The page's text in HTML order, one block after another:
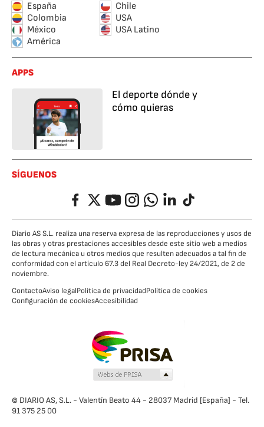
España
Chile
Colombia
USA
México
USA Latino
América
APPS
El deporte dónde y
cómo quieras
SÍGUENOS
FacebookTwitterYouTubeInstagramWhatsappLinkedIn
TikTok
Diario AS S.L. realiza una reserva expresa de las reproducciones y usos de
las obras y otras prestaciones accesibles desde este sitio web a medios
de lectura mecánica u otros medios que resulten adecuados a tal fin de
conformidad con el artículo 67.3 del Real Decreto-ley 24/2021, de 2 de
noviembre.
ContactoAviso legalPolítica de privacidadPolítica de cookies
Configuración de cookiesAccesibilidad
© DIARIO AS, S.L. - Valentín Beato 44 - 28037 Madrid [España] - Tel.
91 375 25 00